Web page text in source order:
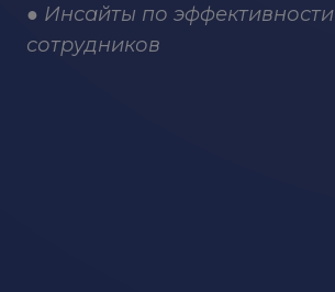
● Инсайты по эффективности
сотрудников